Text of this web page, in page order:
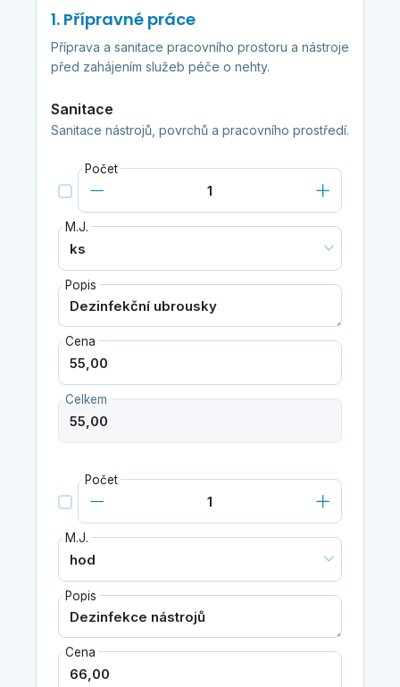
1. Přípravné práce
Příprava a sanitace pracovního prostoru a nástroje
před zahájením služeb péče o nehty.
Sanitace
Sanitace nástrojů, povrchů a pracovního prostředí.
Počet
M.J.
Popis
Cena
Celkem
Počet
M.J.
Popis
Cena